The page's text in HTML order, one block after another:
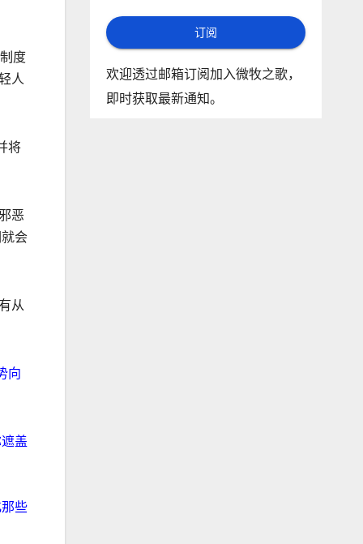
度
人
将
恶
会
从
向
盖
些
订阅
欢迎透过邮箱订阅加入微牧之歌，
即时获取最新通知。